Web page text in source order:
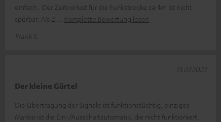
einfach . Der Zeitverlust für die Funkstrecke ca 4m ist nicht
spürbar. Als Z
Komplette Bewertung lesen
Frank S.
Der kleine Gürtel
Die Übertragung der Signale ist funktionstüchtig, einziges
Manko ist die Ein-/Ausschaltautomatik, die nicht funktioniert,
13.07.2023